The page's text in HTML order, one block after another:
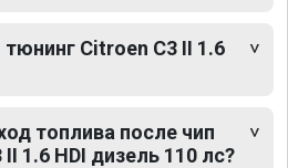
Citroen C3 II 1.6
топлива после чип
1.6 HDI дизель 110 лс?